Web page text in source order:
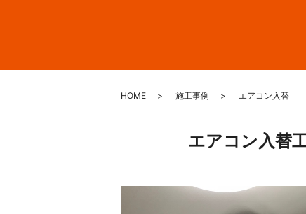
HOME 施工事例 エアコン入替
エアコン入替